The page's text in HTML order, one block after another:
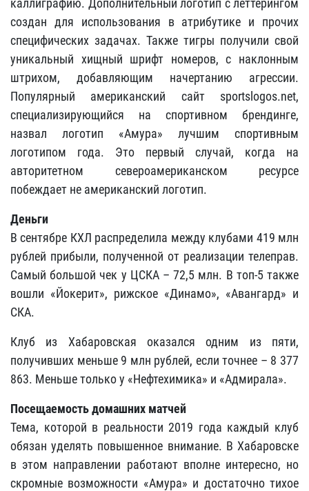
каллиграфию. Дополнительный логотип с леттерингом
создан для использования в атрибутике и прочих
специфических задачах. Также тигры получили свой
уникальный хищный шрифт номеров, с наклонным
штрихом, добавляющим начертанию агрессии.
Популярный американский сайт sportslogos.net,
специализирующийся на спортивном брендинге,
назвал логотип «Амура» лучшим спортивным
логотипом года. Это первый случай, когда на
авторитетном североамериканском ресурсе
побеждает не американский логотип.
Деньги
В сентябре КХЛ распределила между клубами 419 млн
рублей прибыли, полученной от реализации телеправ.
Самый большой чек у ЦСКА – 72,5 млн. В топ-5 также
вошли «Йокерит», рижское «Динамо», «Авангард» и
СКА.
Клуб из Хабаровская оказался одним из пяти,
получивших меньше 9 млн рублей, если точнее – 8 377
863. Меньше только у «Нефтехимика» и «Адмирала».
Посещаемость домашних матчей
Тема, которой в реальности 2019 года каждый клуб
обязан уделять повышенное внимание. В Хабаровске
в этом направлении работают вполне интересно, но
скромные возможности «Амура» и достаточно тихое